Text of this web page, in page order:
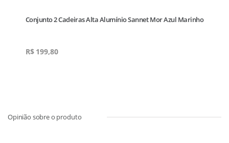
Conjunto 2 Cadeiras Alta Alumínio Sannet Mor Azul Marinho
R$ 199,80